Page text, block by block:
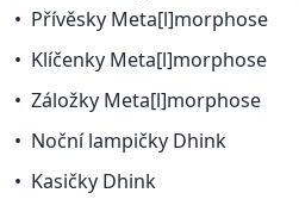
Přívěsky Meta[l]morphose
Klíčenky Meta[l]morphose
Záložky Meta[l]morphose
Noční lampičky Dhink
Kasičky Dhink